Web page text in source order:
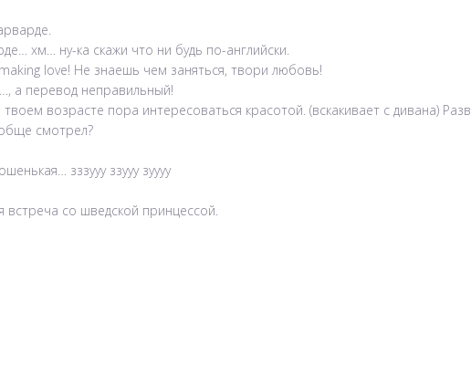
хм… ну-ка скажи что ни будь по-английски.
love! Не знаешь чем заняться, твори любовь!
а перевод неправильный!
возрасте пора интересоваться красотой. (вскакивает с дивана)
смотрел?
зззууу ззууу зуууу
встреча со шведской принцессой.